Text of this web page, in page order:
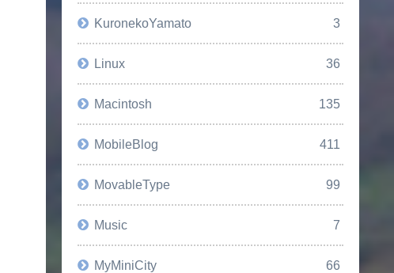
KuronekoYamato 3
Linux 36
Macintosh 135
MobileBlog 411
MovableType 99
Music 7
MyMiniCity 66